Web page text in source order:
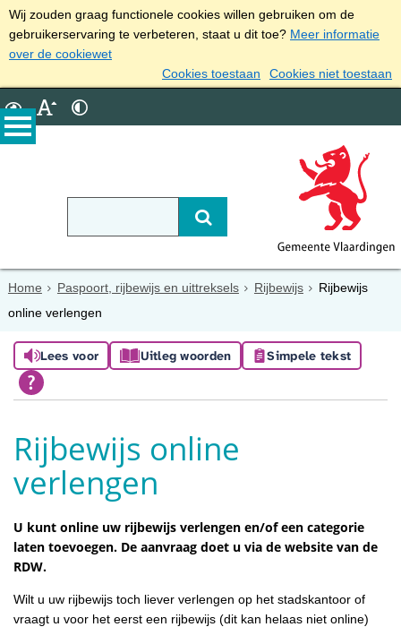
Wij zouden graag functionele cookies willen gebruiken om de
gebruikerservaring te verbeteren, staat u dit toe? Meer informatie
over de cookiewet
Cookies toestaan
Cookies niet toestaan
Home Paspoort, rijbewijs en uittreksels Rijbewijs
Rijbewijs
online verlengen
Lees voor Uitleg woorden Simpele tekst
Rijbewijs online
verlengen
U kunt online uw rijbewijs verlengen en/of een categorie
laten toevoegen. De aanvraag doet u via de website van de
RDW.
Wilt u uw rijbewijs toch liever verlengen op het stadskantoor of
vraagt u voor het eerst een rijbewijs (dit kan helaas niet online)